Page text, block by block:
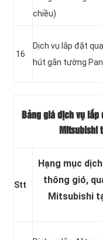
chiều)
16
Dịch vụ lắp đặt
hút gắn tường
Bảng giá dịch vụ
Mitsubishi
Stt
Hạng mục
thông gió,
Mitsubishi